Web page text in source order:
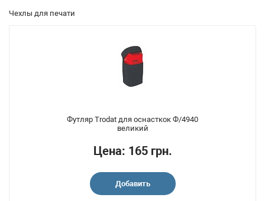
Чехлы для печати
Футляр Trodat для оснасткок Ф/4940
великий
Цена: 165 грн.
Добавить